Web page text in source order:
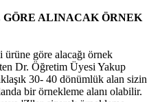
ALINACAK ÖRNEK
göre alacağı örnek
Dr. Öğretim Üyesi Yakup
30- 40 dönümlük alan sizin
bir örnekleme alanı olabilir.